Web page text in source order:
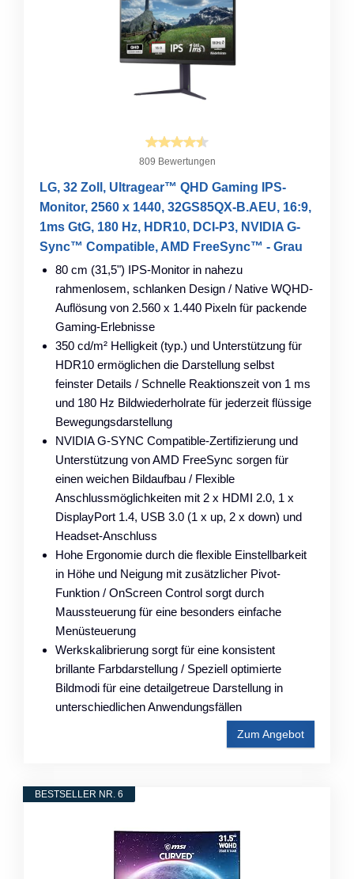
809 Bewertungen
LG, 32 Zoll, Ultragear™ QHD Gaming IPS-
Monitor, 2560 x 1440, 32GS85QX-B.AEU, 16:9,
1ms GtG, 180 Hz, HDR10, DCI-P3, NVIDIA G-
Sync™ Compatible, AMD FreeSync™ - Grau
80 cm (31,5") IPS-Monitor in nahezu
rahmenlosem, schlanken Design / Native WQHD-
Auflösung von 2.560 x 1.440 Pixeln für packende
Gaming-Erlebnisse
350 cd/m² Helligkeit (typ.) und Unterstützung für
HDR10 ermöglichen die Darstellung selbst
feinster Details / Schnelle Reaktionszeit von 1 ms
und 180 Hz Bildwiederholrate für jederzeit flüssige
Bewegungsdarstellung
NVIDIA G-SYNC Compatible-Zertifizierung und
Unterstützung von AMD FreeSync sorgen für
einen weichen Bildaufbau / Flexible
Anschlussmöglichkeiten mit 2 x HDMI 2.0, 1 x
DisplayPort 1.4, USB 3.0 (1 x up, 2 x down) und
Headset-Anschluss
Hohe Ergonomie durch die flexible Einstellbarkeit
in Höhe und Neigung mit zusätzlicher Pivot-
Funktion / OnScreen Control sorgt durch
Maussteuerung für eine besonders einfache
Menüsteuerung
Werkskalibrierung sorgt für eine konsistent
brillante Farbdarstellung / Speziell optimierte
Bildmodi für eine detailgetreue Darstellung in
unterschiedlichen Anwendungsfällen
Zum Angebot
BESTSELLER NR. 6